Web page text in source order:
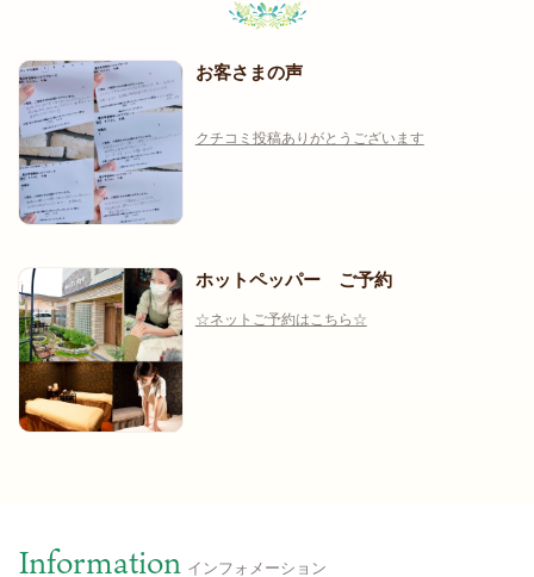
お客さまの声
クチコミ投稿ありがとうございます
ホットペッパー ご予約
☆ネットご予約はこちら☆
Information インフォメーション